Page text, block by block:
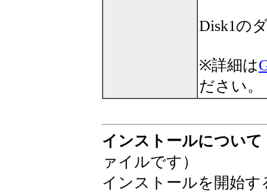
Disk1の
※詳細は
ださい。
インストールについて
ァイルです）
インストールを開始